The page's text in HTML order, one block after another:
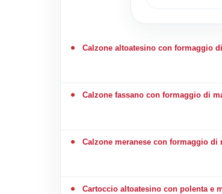
Calzone altoatesino con formaggio
Calzone fassano con formaggio di
Calzone meranese con formaggio di
Cartoccio altoatesino con polenta e